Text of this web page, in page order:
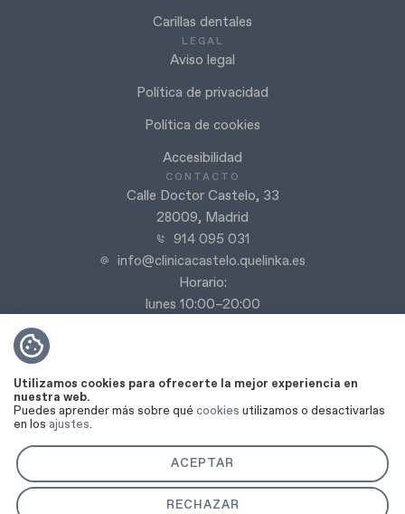
Carillas dentales
LEGAL
Aviso legal
Política de privacidad
Política de cookies
Accesibilidad
CONTACTO
Calle Doctor Castelo, 33
28009, Madrid
914 095 031
info@clinicacastelo.quelinka.es
Horario:
lunes 10:00–20:00
viernes 9:00–18:00
Sábado y domingo cerrado
Utilizamos cookies para ofrecerte la mejor experiencia en
nuestra web.
Puedes aprender más sobre qué cookies utilizamos o desactivarlas
en los ajustes.
ACEPTAR
RECHAZAR